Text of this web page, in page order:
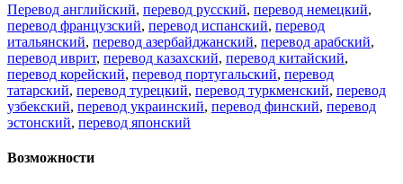
Перевод английский, перевод русский, перевод немецкий,
перевод французский, перевод испанский, перевод
итальянский, перевод азербайджанский, перевод арабский,
перевод иврит, перевод казахский, перевод китайский,
перевод корейский, перевод португальский, перевод
татарский, перевод турецкий, перевод туркменский, перевод
узбекский, перевод украинский, перевод финский, перевод
эстонский, перевод японский
Возможности